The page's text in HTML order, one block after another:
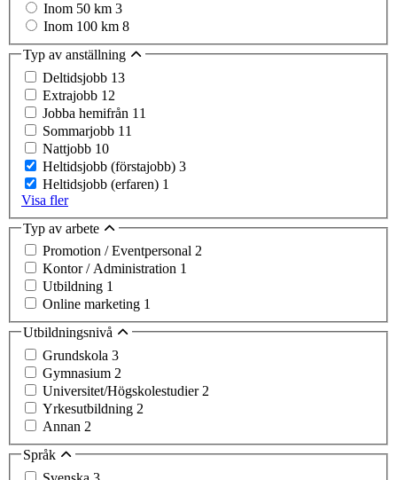
Inom 50 km 3
Inom 100 km 8
Typ av anställning
Deltidsjobb 13
Extrajobb 12
Jobba hemifrån 11
Sommarjobb 11
Nattjobb 10
Heltidsjobb (förstajobb) 3
Heltidsjobb (erfaren) 1
Visa fler
Typ av arbete
Promotion / Eventpersonal 2
Kontor / Administration 1
Utbildning 1
Online marketing 1
Utbildningsnivå
Grundskola 3
Gymnasium 2
Universitet/Högskolestudier 2
Yrkesutbildning 2
Annan 2
Språk